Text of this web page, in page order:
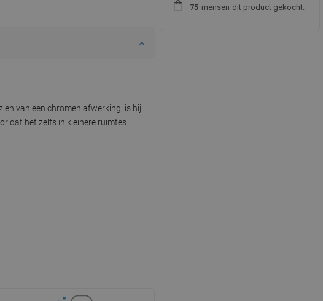
van een chromen afwerking, is hij
dat het zelfs in kleinere ruimtes
75 mensen dit product gekocht.